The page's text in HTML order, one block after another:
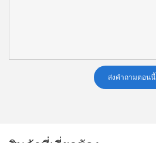
ส่งคำถามตอนนี้